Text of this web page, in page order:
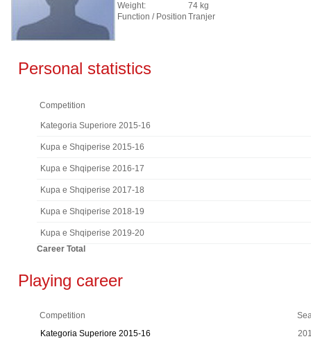
Weight:
74 kg
Function / Position Tranjer
Personal statistics
Competition
Kategoria Superiore 2015-16
Kupa e Shqiperise 2015-16
Kupa e Shqiperise 2016-17
Kupa e Shqiperise 2017-18
Kupa e Shqiperise 2018-19
Kupa e Shqiperise 2019-20
Career Total
Playing career
Competition
Kategoria Superiore 2015-16